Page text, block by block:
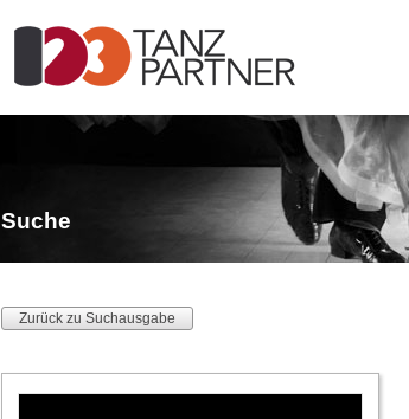
Suche
Zurück zu Suchausgabe